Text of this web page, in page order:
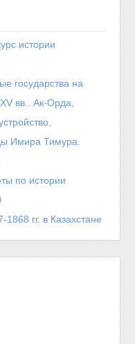
истории
государства на
вв.. Ак-Орда,
Имира Тимура.
по истории
гг. в Казахстане